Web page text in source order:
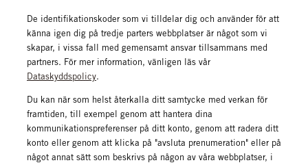
De identifikationskoder som vi tilldelar dig och använder för att
känna igen dig på tredje parters webbplatser är något som vi
skapar, i vissa fall med gemensamt ansvar tillsammans med
partners. För mer information, vänligen läs vår
Dataskyddspolicy.
Du kan när som helst återkalla ditt samtycke med verkan för
framtiden, till exempel genom att hantera dina
kommunikationspreferenser på ditt konto, genom att radera ditt
konto eller genom att klicka på "avsluta prenumeration" eller på
något annat sätt som beskrivs på någon av våra webbplatser, i